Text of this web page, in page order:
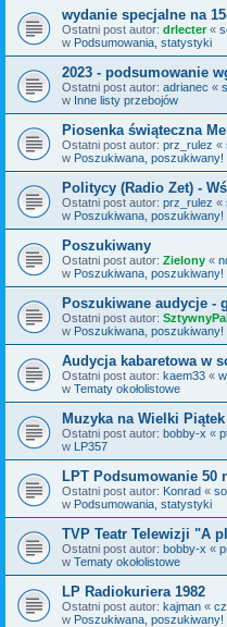
wydanie specjalne na
Ostatni post autor: drlecter«
w Podsumowania, statystyki
2023 - podsumowanie
Ostatni post autor: adrianec «
w Inne listy przebojów
Piosenka świąteczna
Ostatni post autor: prz_rulez «
w Poszukiwana, poszukiwany!
Politycy (Radio Zet) -
Ostatni post autor: prz_rulez «
w Poszukiwana, poszukiwany!
Poszukiwany
Ostatni post autor: Zielony «
w Poszukiwana, poszukiwany!
Poszukiwane audycje -
Ostatni post autor:
w Poszukiwana, poszukiwany!
Audycja kabaretowa w
Ostatni post autor: kaem33 «
w Tematy okołolistowe
Muzyka na Wielki
Ostatni post autor: bobby-x «
w LP357
LPT Podsumowanie 50
Ostatni post autor: Konrad «
w Podsumowania, statystyki
TVP Teatr Telewizji "A
Ostatni post autor: bobby-x «
w Tematy okołolistowe
LP Radiokuriera 1982
Ostatni post autor: kajman «
w Poszukiwana, poszukiwany!